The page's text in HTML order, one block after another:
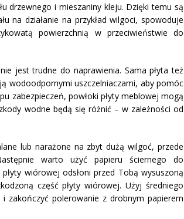
drzewnego i mieszaniny kleju. Dzięki temu są
na działanie na przykład wilgoci, spowoduje
powierzchnią w przeciwieństwie do
jest trudne do naprawienia. Sama płyta też
wodoodpornymi uszczelniaczami, aby pomóc
zabezpieczeń, powłoki płyty meblowej mogą
wodne będą się różnić – w zależności od
lub narażone na zbyt dużą wilgoć, przede
warto użyć papieru ściernego do
wiórowej odsłoni przed Tobą wysuszoną
część płyty wiórowej. Użyj średniego
zakończyć polerowanie z drobnym papierem